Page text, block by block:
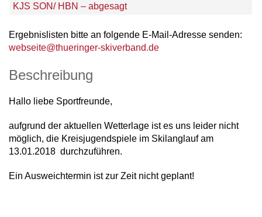
KJS SON/ HBN – abgesagt
Ergebnislisten bitte an folgende E-Mail-Adresse senden:
webseite@thueringer-skiverband.de
Beschreibung
Hallo liebe Sportfreunde,
aufgrund der aktuellen Wetterlage ist es uns leider nicht
möglich, die Kreisjugendspiele im Skilanglauf am
13.01.2018 durchzuführen.
Ein Ausweichtermin ist zur Zeit nicht geplant!